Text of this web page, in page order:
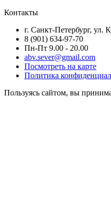
Контакты
г. Санкт-Петербург, ул.
8 (901) 634-97-70
Пн-Пт 9.00 - 20.00
abv.sever@gmail.com
Посмотреть на карте
Политика
Пользуясь сайтом, вы